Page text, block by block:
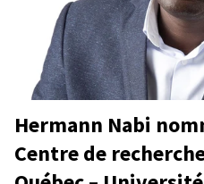
Hermann Nabi
Centre de